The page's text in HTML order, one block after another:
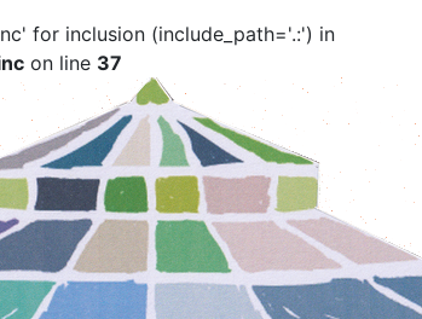
for inclusion (include_path='.:') in
on line 37